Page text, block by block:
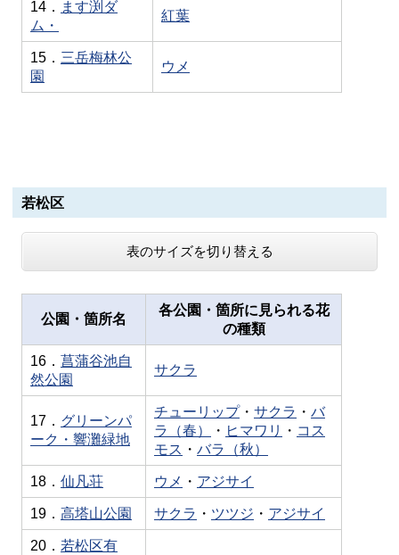
14． ます渕ダ
ム・
紅葉
15． 三岳梅林公
園
ウメ
若松区
表のサイズを切り替える
公園・箇所名
各公園・箇所に見られる花
の種類
16． 菖蒲谷池自
然公園
サクラ
17． グリーンパ
ーク・響灘緑地
チューリップ・ サクラ ・ バ
ラ（春）
・ ヒマワリ ・ コス
モス ・ バラ（秋）
18． 仙凡荘 ウメ ・ アジサイ
19． 高塔山公園 サクラ ・ ツツジ ・ アジサイ
20． 若松区有